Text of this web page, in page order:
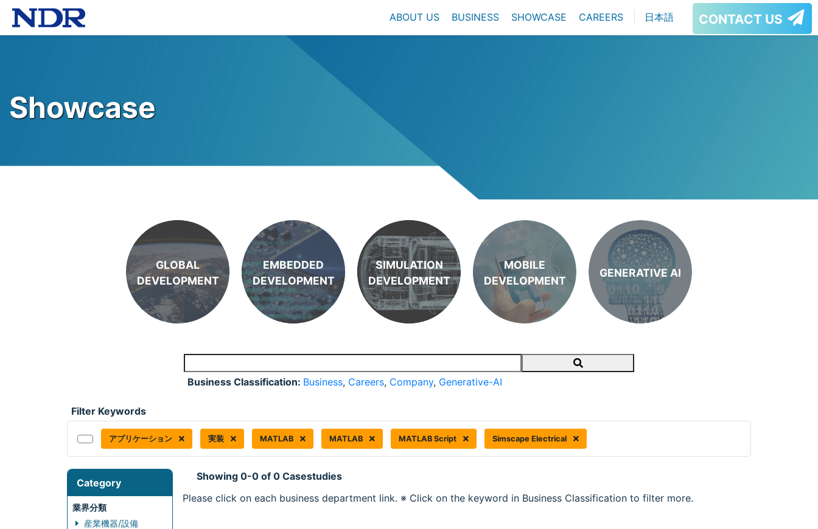
ABOUT US BUSINESS SHOWCASE CAREERS 日本語 CONTACT US
Showcase
GLOBAL
DEVELOPMENT
EMBEDDED
DEVELOPMENT
SIMULATION
DEVELOPMENT
MOBILE
DEVELOPMENT
GENERATIVE AI
Search
Business Classification: Business, Careers, Company, Generative-AI
Filter Keywords
アプリケーション 実装 MATLAB MATLAB MATLAB Script Simscape Electrical
Category
業界分類
産業機器/設備
Showing 0-0 of 0 Casestudies
Please click on each business department link. ※ Click on the keyword in Business Classification to filter more.